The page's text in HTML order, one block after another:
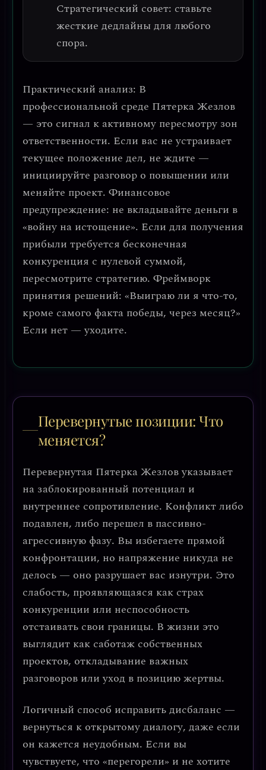
Стратегический совет: ставьте
жесткие дедлайны для любого
спора.
Практический анализ: В
профессиональной среде Пятерка Жезлов
— это сигнал к активному пересмотру зон
ответственности. Если вас не устраивает
текущее положение дел, не ждите —
инициируйте разговор о повышении или
меняйте проект. Финансовое
предупреждение: не вкладывайте деньги в
«войну на истощение». Если для получения
прибыли требуется бесконечная
конкуренция с нулевой суммой,
пересмотрите стратегию. Фреймворк
принятия решений: «Выиграю ли я что-то,
кроме самого факта победы, через месяц?»
Если нет — уходите.
Перевернутые позиции: Что
меняется?
Перевернутая Пятерка Жезлов указывает
на заблокированный потенциал и
внутреннее сопротивление. Конфликт либо
подавлен, либо перешел в пассивно-
агрессивную фазу. Вы избегаете прямой
конфронтации, но напряжение никуда не
делось — оно разрушает вас изнутри. Это
слабость, проявляющаяся как страх
конкуренции или неспособность
отстаивать свои границы. В жизни это
выглядит как саботаж собственных
проектов, откладывание важных
разговоров или уход в позицию жертвы.
Логичный способ исправить дисбаланс —
вернуться к открытому диалогу, даже если
он кажется неудобным. Если вы
чувствуете, что «перегорели» и не хотите